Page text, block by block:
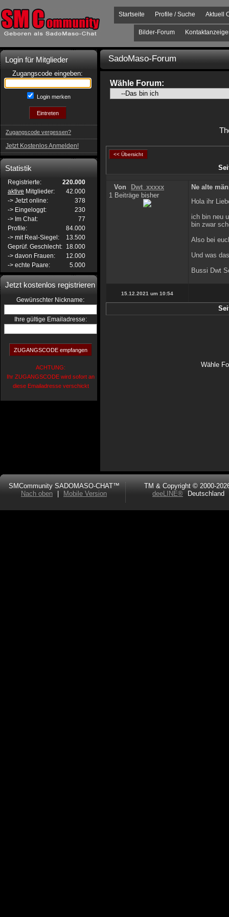
Aktuell
Profile / Suche
Startseite
Bilder-Forum
Login für Mitglieder
Zugangscode eingeben:
Login merken
Zugangscode vergessen?
Jetzt Kostenlos Anmelden!
Statistik
Registrierte:
220.000
aktive Mitglieder:
42.000
-> Jetzt online:
378
-> Eingeloggt:
230
-> Im Chat:
77
Profile:
84.000
-> mit Real-Siegel:
13.500
Geprüf. Geschlecht: 18.000
-> davon Frauen:
12.000
-> echte Paare:
5.000
Jetzt kostenlos registrieren
Gewünschter Nickname:
Ihre gültige Emailadresse:
ACHTUNG:
Ihr ZUGANGSCODE wird sofort an
diese Emailadresse verschickt
SadoMaso-Forum
Wähle Forum:
<< Übersicht
Von
Dwt_xxxxx
1 Beiträge bisher
Ne alte
Hola ihr
ich bin neu
bin zwar
Also bei
Und was
Bussi Dwt
15.12.2021 um 10:54
Wähle
SMCommunity SADOMASO-CHAT™
Nach oben
Mobile Version
TM & Copyright © 2000-
deeLINE®
Deutschland